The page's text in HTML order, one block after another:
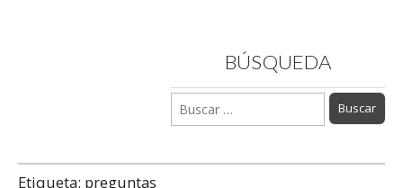
BÚSQUEDA
Buscar:
Etiqueta: preguntas